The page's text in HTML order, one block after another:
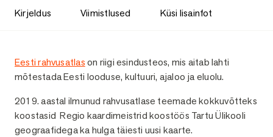
Kirjeldus Viimistlused Küsi lisainfot
Kirjeldus
Eesti rahvusatlason riigi esindusteos, mis aitab lahti
mõtestada Eesti looduse, kultuuri, ajaloo ja eluolu.
2019. aastal ilmunud rahvusatlase teemade kokkuvõtteks
koostasid Regio kaardimeistrid koostöös Tartu Ülikooli
geograafidega ka hulga täiesti uusi kaarte.